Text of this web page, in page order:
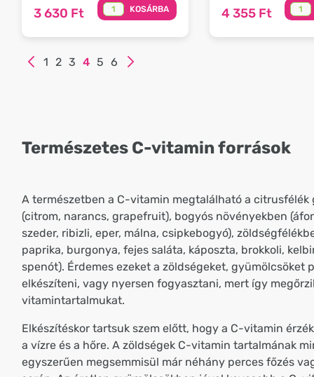
3 630 Ft KOSÁRBA 4 355 Ft
1 2 3 4 5 6
Természetes C-vitamin források
A természetben a C-vitamin megtalálható a citrusfélék
(citrom, narancs, grapefruit), bogyós növényekben
szeder, ribizli, eper, málna, csipkebogyó),
paprika, burgonya, fejes saláta, káposzta, brokkoli,
spenót). Érdemes ezeket a zöldségeket, gyümölcsöket
elkészíteni, vagy nyersen fogyasztani, mert így
vitamintartalmukat.
Elkészítéskor tartsuk szem előtt, hogy a C-vitamin
a vízre és a hőre. A zöldségek C-vitamin tartalmának
egyszerűen megsemmisül már néhány perces főzés